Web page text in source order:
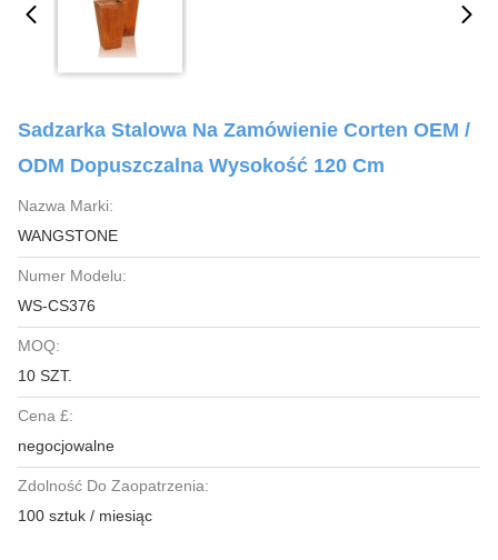
Sadzarka Stalowa Na Zamówienie Corten OEM /
ODM Dopuszczalna Wysokość 120 Cm
Nazwa Marki:
WANGSTONE
Numer Modelu:
WS-CS376
MOQ:
10 SZT.
Cena £:
negocjowalne
Zdolność Do Zaopatrzenia:
100 sztuk / miesiąc